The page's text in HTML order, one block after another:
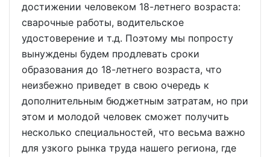
достижении человеком 18-летнего возраста:
сварочные работы, водительское
удостоверение и т.д. Поэтому мы попросту
вынуждены будем продлевать сроки
образования до 18-летнего возраста, что
неизбежно приведет в свою очередь к
дополнительным бюджетным затратам, но при
этом и молодой человек сможет получить
несколько специальностей, что весьма важно
для узкого рынка труда нашего региона, где